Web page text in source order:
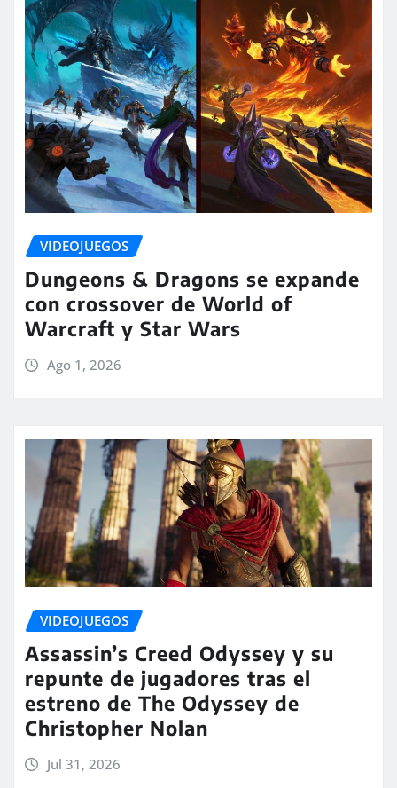
VIDEOJUEGOS
Dungeons & Dragons se expande
con crossover de World of
Warcraft y Star Wars
Ago 1, 2026
VIDEOJUEGOS
Assassin’s Creed Odyssey y su
repunte de jugadores tras el
estreno de The Odyssey de
Christopher Nolan
Jul 31, 2026